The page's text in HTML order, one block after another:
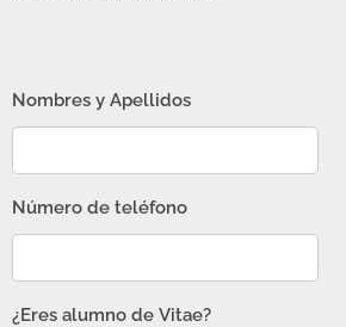
Nombres y Apellidos
Número de teléfono
¿Eres alumno de Vitae?